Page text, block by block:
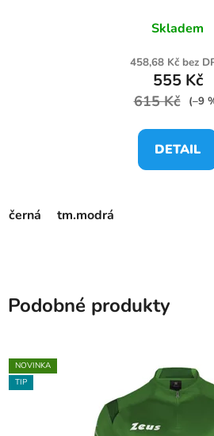
Skladem
458,68 Kč bez
555 Kč
615 Kč (–9
DETAIL
černá tm.modrá
Podobné produkty
NOVINKA
TIP